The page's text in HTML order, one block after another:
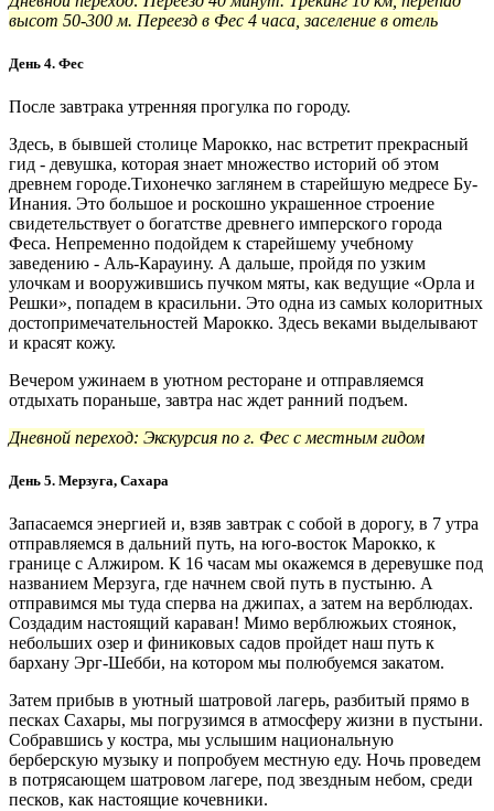
высот 50-300 м. Переезд в Фес 4 часа, заселение в отель
День 4. Фес
После завтрака утренняя прогулка по городу.
Здесь, в бывшей столице Марокко, нас встретит прекрасный
гид - девушка, которая знает множество историй об этом
древнем городе.Тихонечко заглянем в старейшую медресе Бу-
Инания. Это большое и роскошно украшенное строение
свидетельствует о богатстве древнего имперского города
Феса. Непременно подойдем к старейшему учебному
заведению - Аль-Карауину. А дальше, пройдя по узким
улочкам и вооружившись пучком мяты, как ведущие «Орла и
Решки», попадем в красильни. Это одна из самых колоритных
достопримечательностей Марокко. Здесь веками выделывают
и красят кожу.
Вечером ужинаем в уютном ресторане и отправляемся
отдыхать пораньше, завтра нас ждет ранний подъем.
Дневной переход: Экскурсия по г. Фес с местным гидом
День 5. Мерзуга, Сахара
Запасаемся энергией и, взяв завтрак с собой в дорогу, в 7 утра
отправляемся в дальний путь, на юго-восток Марокко, к
границе с Алжиром. К 16 часам мы окажемся в деревушке под
названием Мерзуга, где начнем свой путь в пустыню. А
отправимся мы туда сперва на джипах, а затем на верблюдах.
Создадим настоящий караван! Мимо верблюжьих стоянок,
небольших озер и финиковых садов пройдет наш путь к
бархану Эрг-Шебби, на котором мы полюбуемся закатом.
Затем прибыв в уютный шатровой лагерь, разбитый прямо в
песках Сахары, мы погрузимся в атмосферу жизни в пустыни.
Собравшись у костра, мы услышим национальную
берберскую музыку и попробуем местную еду. Ночь проведем
в потрясающем шатровом лагере, под звездным небом, среди
песков, как настоящие кочевники.